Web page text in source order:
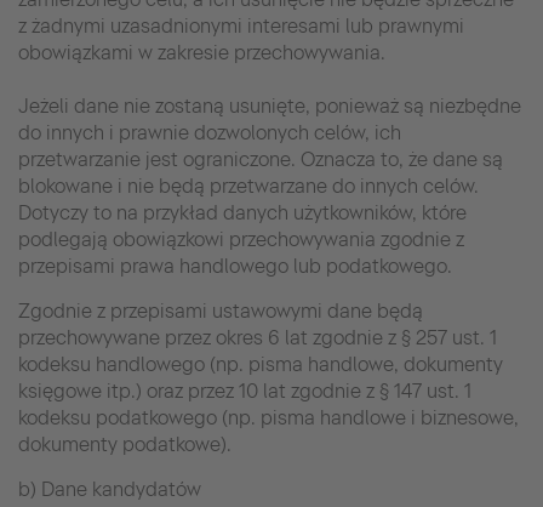
z żadnymi uzasadnionymi interesami lub prawnymi
obowiązkami w zakresie przechowywania.
Jeżeli dane nie zostaną usunięte, ponieważ są niezbędne
do innych i prawnie dozwolonych celów, ich
przetwarzanie jest ograniczone. Oznacza to, że dane są
blokowane i nie będą przetwarzane do innych celów.
Dotyczy to na przykład danych użytkowników, które
podlegają obowiązkowi przechowywania zgodnie z
przepisami prawa handlowego lub podatkowego.
Zgodnie z przepisami ustawowymi dane będą
przechowywane przez okres 6 lat zgodnie z § 257 ust. 1
kodeksu handlowego (np. pisma handlowe, dokumenty
księgowe itp.) oraz przez 10 lat zgodnie z § 147 ust. 1
kodeksu podatkowego (np. pisma handlowe i biznesowe,
dokumenty podatkowe).
b) Dane kandydatów